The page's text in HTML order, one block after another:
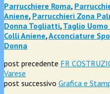
Parrucchiere Roma,
Aniene, Parrucchieri Zona
Donna Togliatti, Taglio Uomo
Colli Aniene,Acconciature
Donna
post precedente FR
Varese
post successivo Grafica e